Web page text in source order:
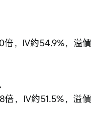
，IV約54.9%，溢價
，IV約51.5%，溢價